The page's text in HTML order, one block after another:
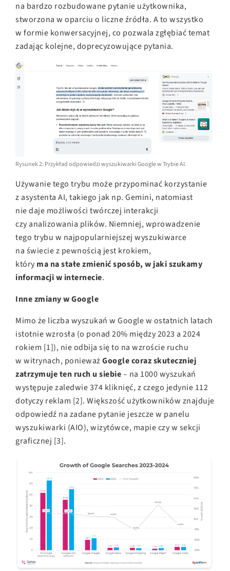
na bardzo rozbudowane pytanie użytkownika,
stworzona w oparciu o liczne źródła. A to wszystko
w formie konwersacyjnej, co pozwala zgłębiać temat
zadając kolejne, doprecyzowujące pytania.
Rysunek 2: Przykład odpowiedzi wyszukiwarki Google w Trybie AI.
Używanie tego trybu może przypominać korzystanie
z asystenta AI, takiego jak np. Gemini, natomiast
nie daje możliwości twórczej interakcji
czy analizowania plików. Niemniej, wprowadzenie
tego trybu w najpopularniejszej wyszukiwarce
na świecie z pewnością jest krokiem,
który ma na stałe zmienić sposób, w jaki szukamy
informacji w internecie.
Inne zmiany w Google
Mimo że liczba wyszukań w Google w ostatnich latach
istotnie wzrosła (o ponad 20% między 2023 a 2024
rokiem [1]), nie odbija się to na wzroście ruchu
w witrynach, ponieważGoogle coraz skuteczniej
zatrzymuje ten ruch u siebie– na 1000 wyszukań
występuje zaledwie 374 kliknięć, z czego jedynie 112
dotyczy reklam [2]. Większość użytkowników znajduje
odpowiedź na zadane pytanie jeszcze w panelu
wyszukiwarki (AIO), wizytówce, mapie czy w sekcji
graficznej [3].